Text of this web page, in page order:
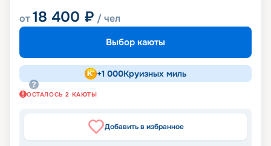
от18 400 ₽ / чел
Выбор каюты
+1 000Круизных миль
ОСТАЛОСЬ 2 КАЮТЫ
Добавить в избранное